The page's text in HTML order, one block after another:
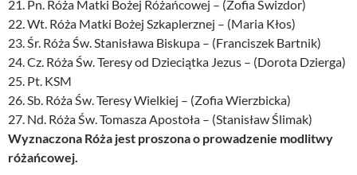
21. Pn. Róża Matki Bożej Różańcowej – (Zofia Świzdor)
22. Wt. Róża Matki Bożej Szkaplerznej – (Maria Kłos)
23. Śr. Róża Św. Stanisława Biskupa – (Franciszek Bartnik)
24. Cz. Róża Św. Teresy od Dzieciątka Jezus – (Dorota Dzierga)
25. Pt. KSM
26. Sb. Róża Św. Teresy Wielkiej – (Zofia Wierzbicka)
27. Nd. Róża Św. Tomasza Apostoła – (Stanisław Ślimak)
Wyznaczona Róża jest proszona o prowadzenie modlitwy
różańcowej.